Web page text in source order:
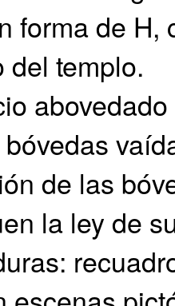
forma de H,
del templo.
de las
la ley de